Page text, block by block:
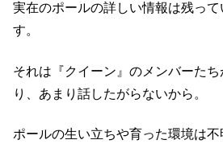
実在のポールの詳しい情報は残って
す。
それは『クイーン』のメンバーた
り、あまり話したがらないから。
ポールの生い立ちや育った環境は